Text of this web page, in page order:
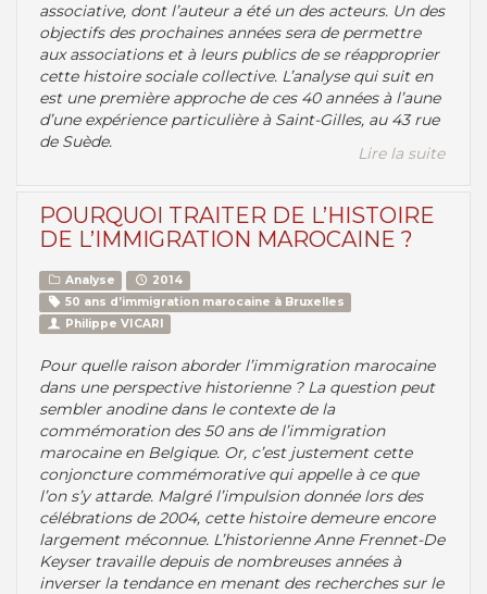
associative, dont l’auteur a été un des acteurs. Un des
objectifs des prochaines années sera de permettre
aux associations et à leurs publics de se réapproprier
cette histoire sociale collective. L’analyse qui suit en
est une première approche de ces 40 années à l’aune
d’une expérience particulière à Saint-Gilles, au 43 rue
de Suède.
Lire la suite
POURQUOI TRAITER DE L’HISTOIRE
DE L’IMMIGRATION MAROCAINE ?
Analyse
2014
50 ans d’immigration marocaine à Bruxelles
Philippe VICARI
Pour quelle raison aborder l’immigration marocaine
dans une perspective historienne ? La question peut
sembler anodine dans le contexte de la
commémoration des 50 ans de l’immigration
marocaine en Belgique. Or, c’est justement cette
conjoncture commémorative qui appelle à ce que
l’on s’y attarde. Malgré l’impulsion donnée lors des
célébrations de 2004, cette histoire demeure encore
largement méconnue. L’historienne Anne Frennet-De
Keyser travaille depuis de nombreuses années à
inverser la tendance en menant des recherches sur le